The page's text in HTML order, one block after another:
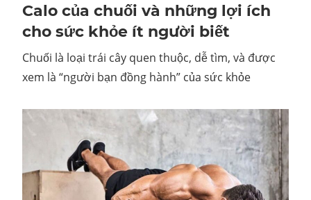
Calo của chuối và những lợi ích
cho sức khỏe ít người biết
Chuối là loại trái cây quen thuộc, dễ tìm, và được
xem là “người bạn đồng hành” của sức khỏe